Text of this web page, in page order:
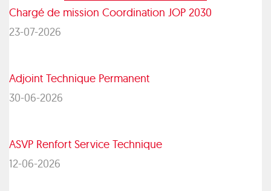
Chargé de mission Coordination JOP 2030
23-07-2026
Adjoint Technique Permanent
30-06-2026
ASVP Renfort Service Technique
12-06-2026